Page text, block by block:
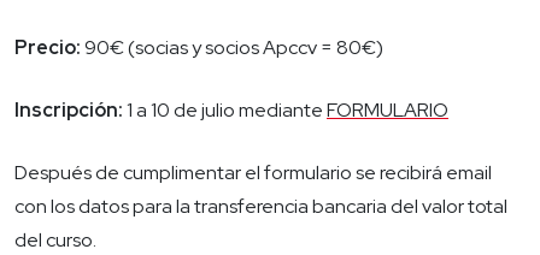
Precio:90€ (socias y socios Apccv = 80€)
Inscripción:1 a 10 de julio medianteFORMULARIO
Después de cumplimentar el formulario se recibirá email
con los datos para la transferencia bancaria del valor total
del curso.